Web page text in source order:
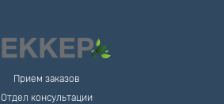
Прием заказов
Отдел консультации